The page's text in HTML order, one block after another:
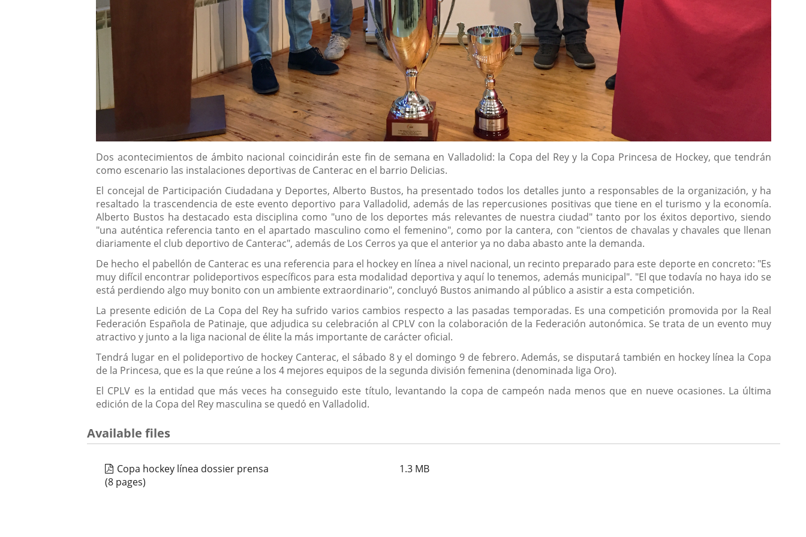
Descripción
Dos acontecimientos de ámbito nacional coincidirán este fin de semana en Valladolid: la Copa del Rey y la Copa Princesa de Hockey, que tendrán
como escenario las instalaciones deportivas de Canterac en el barrio Delicias.
El concejal de Participación Ciudadana y Deportes, Alberto Bustos, ha presentado todos los detalles junto a responsables de la organización, y ha
resaltado la trascendencia de este evento deportivo para Valladolid, además de las repercusiones positivas que tiene en el turismo y la economía.
Alberto Bustos ha destacado esta disciplina como "uno de los deportes más relevantes de nuestra ciudad" tanto por los éxitos deportivo, siendo
"una auténtica referencia tanto en el apartado masculino como el femenino", como por la cantera, con "cientos de chavalas y chavales que llenan
diariamente el club deportivo de Canterac", además de Los Cerros ya que el anterior ya no daba abasto ante la demanda.
De hecho el pabellón de Canterac es una referencia para el hockey en línea a nivel nacional, un recinto preparado para este deporte en concreto: "Es
muy difícil encontrar polideportivos específicos para esta modalidad deportiva y aquí lo tenemos, además municipal". "El que todavía no haya ido se
está perdiendo algo muy bonito con un ambiente extraordinario", concluyó Bustos animando al público a asistir a esta competición.
La presente edición de La Copa del Rey ha sufrido varios cambios respecto a las pasadas temporadas. Es una competición promovida por la Real
Federación Española de Patinaje, que adjudica su celebración al CPLV con la colaboración de la Federación autonómica. Se trata de un evento muy
atractivo y junto a la liga nacional de élite la más importante de carácter oficial.
Tendrá lugar en el polideportivo de hockey Canterac, el sábado 8 y el domingo 9 de febrero. Además, se disputará también en hockey línea la Copa
de la Princesa, que es la que reúne a los 4 mejores equipos de la segunda división femenina (denominada liga Oro).
El CPLV es la entidad que más veces ha conseguido este título, levantando la copa de campeón nada menos que en nueve ocasiones. La última
edición de la Copa del Rey masculina se quedó en Valladolid.
Available files
Copa hockey línea dossier prensa 1.3 MB
(8 pages)